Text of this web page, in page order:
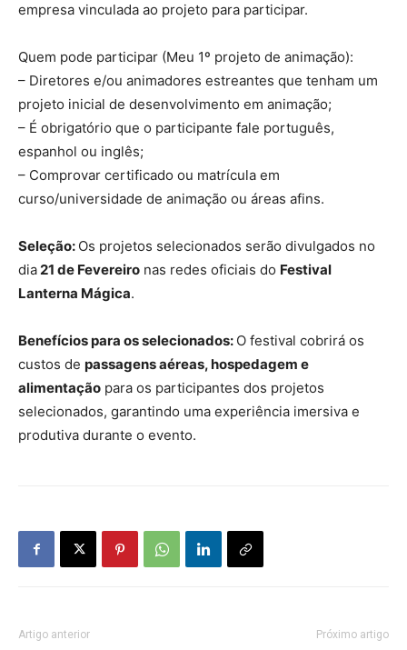
empresa vinculada ao projeto para participar.
Quem pode participar (Meu 1º projeto de animação):
– Diretores e/ou animadores estreantes que tenham um
projeto inicial de desenvolvimento em animação;
– É obrigatório que o participante fale português,
espanhol ou inglês;
– Comprovar certificado ou matrícula em
curso/universidade de animação ou áreas afins.
Seleção: Os projetos selecionados serão divulgados no
dia21 de Fevereiro nas redes oficiais do Festival
Lanterna Mágica.
Benefícios para os selecionados: O festival cobrirá os
custos de passagens aéreas, hospedagem e
alimentação para os participantes dos projetos
selecionados, garantindo uma experiência imersiva e
produtiva durante o evento.
Artigo anterior Próximo artigo